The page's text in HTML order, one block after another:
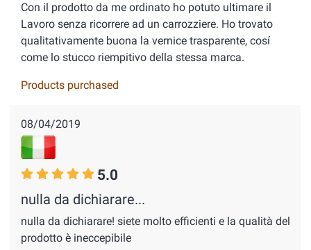
Con il prodotto da me ordinato ho potuto ultimare il
Lavoro senza ricorrere ad un carrozziere. Ho trovato
qualitativamente buona la vernice trasparente, cosí
come lo stucco riempitivo della stessa marca.
Products purchased
08/04/2019
5.0
nulla da dichiarare...
nulla da dichiarare! siete molto efficienti e la qualità del
prodotto è ineccepibile